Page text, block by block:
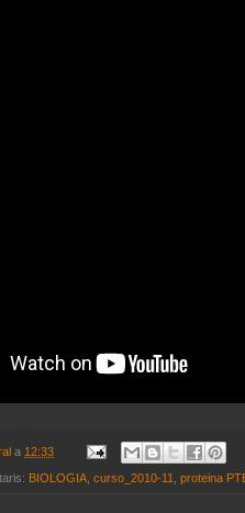
a 12:33
BIOLOGIA curso_2010-11 proteina